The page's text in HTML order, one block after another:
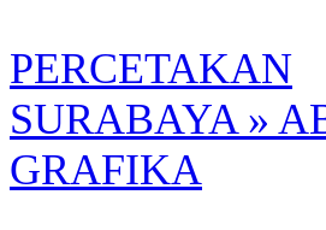
Skip
to
content
PERCETAKAN
SURABAYA »
GRAFIKA